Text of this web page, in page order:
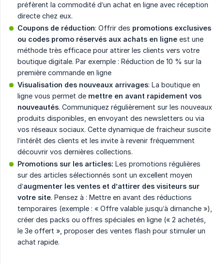
préfèrent la commodité d’un achat en ligne avec réception
directe chez eux.
Coupons de réduction: Offrir des promotions exclusives
ou codes promo réservés aux achats en ligne est une
méthode très efficace pour attirer les clients vers votre
boutique digitale. Par exemple : Réduction de 10 % sur la
première commande en ligne
Visualisation des nouveaux arrivages: La boutique en
ligne vous permet de mettre en avant rapidement vos
nouveautés. Communiquez régulièrement sur les nouveaux
produits disponibles, en envoyant des newsletters ou via
vos réseaux sociaux. Cette dynamique de fraicheur suscite
l’intérêt des clients et les invite à revenir fréquemment
découvrir vos dernières collections.
Promotions sur les articles: Les promotions régulières
sur des articles sélectionnés sont un excellent moyen
d’augmenter les ventes et d’attirer des visiteurs sur
votre site. Pensez à : Mettre en avant des réductions
temporaires (exemple : « Offre valable jusqu’à dimanche »),
créer des packs ou offres spéciales en ligne (« 2 achetés,
le 3e offert », proposer des ventes flash pour stimuler un
achat rapide.